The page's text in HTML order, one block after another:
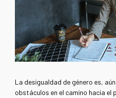
La desigualdad de género es,
obstáculos en el camino hacia el